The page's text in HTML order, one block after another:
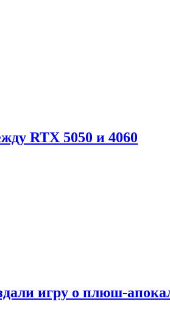
RTX 5050 и 4060
игру о плюш-